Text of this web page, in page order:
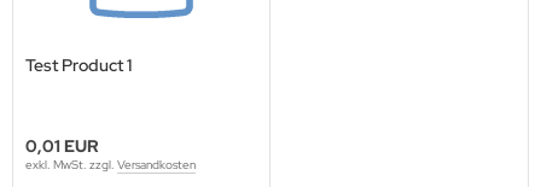
Test Product 1
0,01 EUR
exkl. MwSt. zzgl. Versandkosten